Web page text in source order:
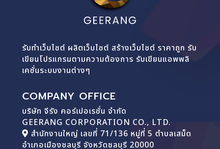
รับทำเว็บไซต์ ผลิตเว็บไซต์ สร้างเว็บไซต์ ราคาถูก รับ
เขียนโปรแกรมตามความต้องการ รับเขียนแอพพลิ
เคชั่นระบบงานต่างๆ
COMPANY OFFICE
บริษัท จีรัง คอร์เปอเรชั่น จำกัด
GEERANG CORPORATION CO., LTD.
สำนักงานใหญ่ เลขที่ 71/136 หมู่ที่ 5 ตำบลเสม็ด
อำเภอเมืองชลบุรี จังหวัดชลบุรี 20000